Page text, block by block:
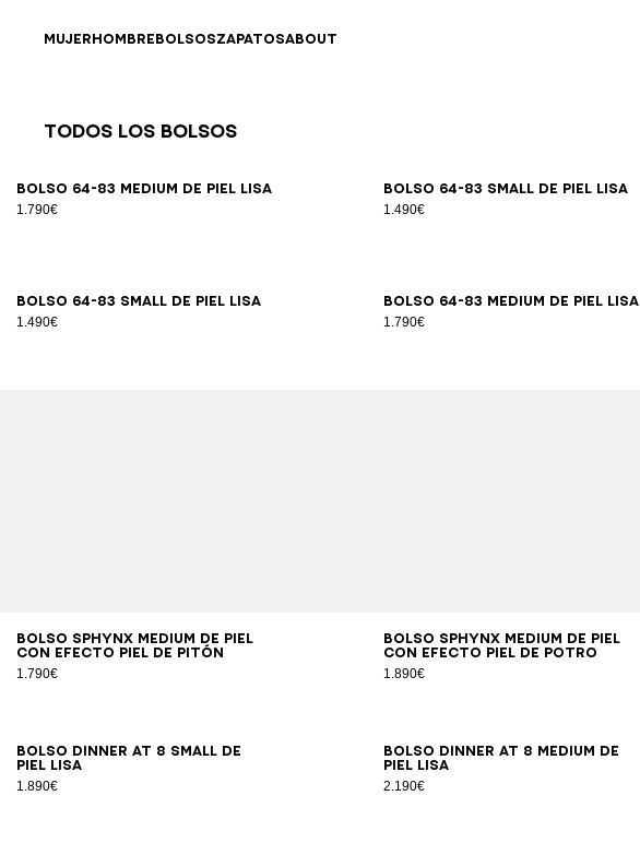
MUJERHOMBREBOLSOSZAPATOSABOUT
Todos los Bolsos
Bolso 64-83 Medium de piel lisa
1.790€
Bolso 64-83 Small de piel lisa
1.490€
Bolso 64-83 Small de piel lisa
1.490€
Bolso 64-83 Medium de piel lisa
1.790€
Bolso SPHYNX Medium de piel
con efecto piel de pitón
1.790€
Bolso SPHYNX Medium de piel
con efecto piel de potro
1.890€
Bolso DINNER AT 8 Small de
piel lisa
1.890€
Bolso DINNER AT 8 Medium de
piel lisa
2.190€